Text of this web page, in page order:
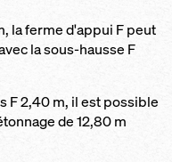
la ferme d'appui F peut
la sous-hausse F
F 2,40 m, il est possible
de 12,80 m